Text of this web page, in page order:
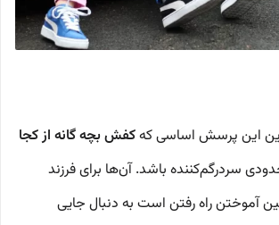
این پرسش اساسی کهکفش بچه گانه از کجا
سردرگم‌کننده باشد. آن‌ها برای فرزند
آموختن راه رفتن است به دنبال جایی